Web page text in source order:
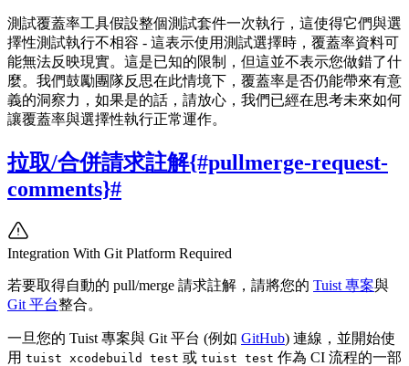
測試覆蓋率工具假設整個測試套件一次執行，這使得它們與選
擇性測試執行不相容 - 這表示使用測試選擇時，覆蓋率資料可
能無法反映現實。這是已知的限制，但這並不表示您做錯了什
麼。我們鼓勵團隊反思在此情境下，覆蓋率是否仍能帶來有意
義的洞察力，如果是的話，請放心，我們已經在思考未來如何
讓覆蓋率與選擇性執行正常運作。
拉取/合併請求註解{#pullmerge-request-
comments}#
Integration With Git Platform Required
若要取得自動的 pull/merge 請求註解，請將您的 Tuist 專案與
Git 平台整合。
一旦您的 Tuist 專案與 Git 平台 (例如 GitHub) 連線，並開始使
用 tuist xcodebuild test 或 tuist test 作為 CI 流程的一部